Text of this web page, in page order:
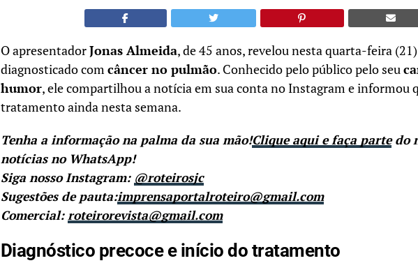
O apresentadorJonas Almeida, de 45 anos, revelou nesta quarta-feira
diagnosticado comcâncer no pulmão. Conhecido pelo público pelo seu
humor, ele compartilhou a notícia em sua conta no Instagram e informou
tratamento ainda nesta semana.
Tenha a informação na palma da sua mão!Clique aqui e faça partedo
notícias no WhatsApp!
Siga nosso Instagram: @roteirosjc
Sugestões de pauta:imprensaportalroteiro@gmail.com
Comercial:roteirorevista@gmail.com
Diagnóstico precoce e início do tratamento